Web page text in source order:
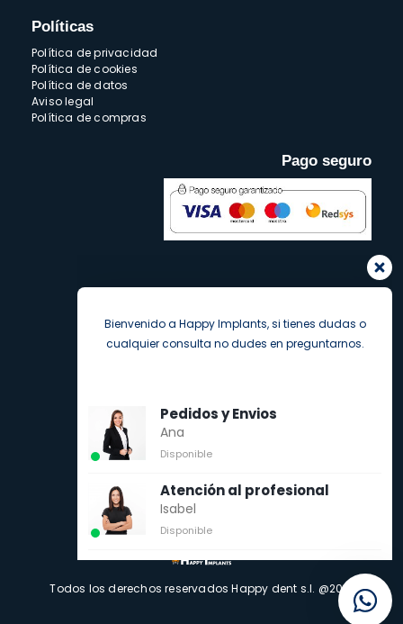
Políticas
Política de privacidad
Política de cookies
Política de datos
Aviso legal
Política de compras
Pago seguro
Todos los derechos reservados Happy dent s.l. @2021
Bienvenido a Happy Implants, si tienes dudas o
cualquier consulta no dudes en preguntarnos.
Pedidos y Envios
Ana
Disponible
Atención al profesional
Isabel
Disponible